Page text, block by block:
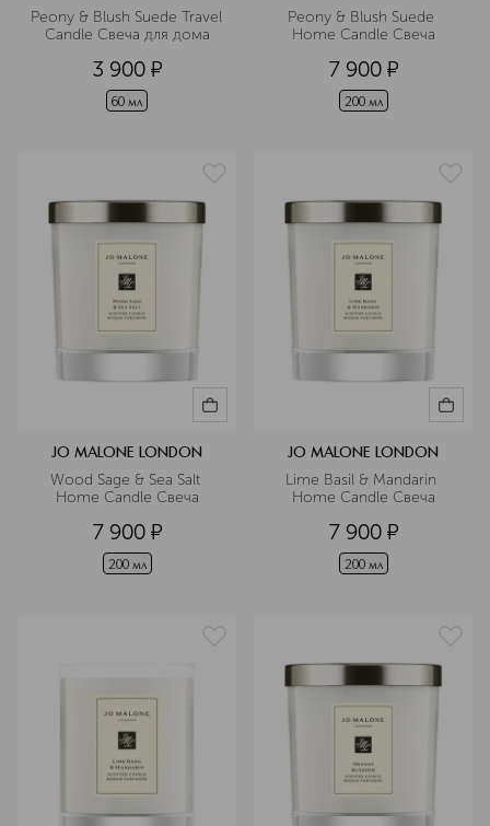
Peony & Blush Suede Travel
Candle Свеча для дома
3 900 ¤
60 мл
Peony & Blush Suede
Home Candle Свеча
7 900 ¤
200 мл
JO MALONE LONDON
Wood Sage & Sea Salt
Home Candle Свеча
7 900 ¤
200 мл
JO MALONE LONDON
Lime Basil & Mandarin
Home Candle Свеча
7 900 ¤
200 мл